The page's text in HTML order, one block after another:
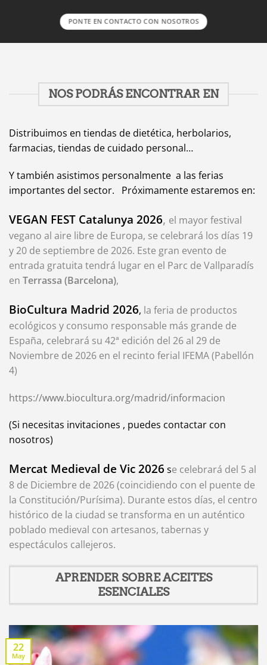
PONTE EN CONTACTO CON NOSOTROS
NOS PODRÁS ENCONTRAR EN
Distribuimos en tiendas de dietética, herbolarios,
farmacias, tiendas de cuidado personal…
Y también asistimos personalmente a las ferias
importantes del sector. Próximamente estaremos en:
VEGAN FEST Catalunya 2026, el mayor festival
vegano al aire libre de Europa, se celebrará los días 19
y 20 de septiembre de 2026. Este gran evento de
entrada gratuita tendrá lugar en el Parc de Vallparadís
en Terrassa (Barcelona),
BioCultura Madrid 2026, la feria de productos
ecológicos y consumo responsable más grande de
España, celebrará su 42ª edición del 26 al 29 de
Noviembre de 2026 en el recinto ferial IFEMA (Pabellón
4)
https://www.biocultura.org/madrid/informacion
(Si necesitas invitaciones , puedes contactar con
nosotros)
Mercat Medieval de Vic 2026 se celebrará del 5 al
8 de Diciembre de 2026 (coincidiendo con el puente de
la Constitución/Purísima). Durante estos días, el centro
histórico de la ciudad se transforma en un auténtico
poblado medieval con artesanos, tabernas y
espectáculos callejeros.
APRENDER SOBRE ACEITES
ESENCIALES
22
May